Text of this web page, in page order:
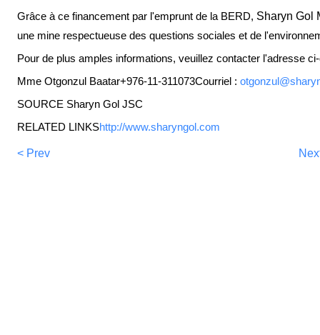
Grâce à ce financement par l'emprunt de la BERD, Sharyn Gol
une mine respectueuse des questions sociales et de
Pour de plus amples informations, veuillez contacter l'adresse
Mme Otgonzul Baatar+976-11-311073Courriel :
SOURCE Sharyn Gol JSC
RELATED LINKShttp://www.sharyngol.com
< Prev